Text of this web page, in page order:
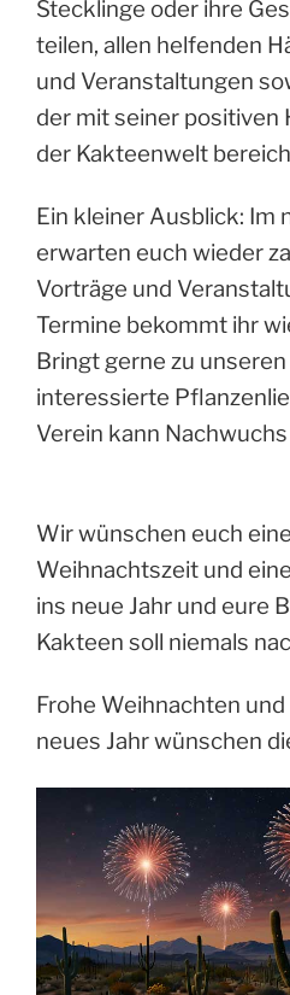
Stecklinge oder ihre
teilen, allen helfenden
und Veranstaltungen
der mit seiner positiven
der Kakteenwelt
Ein kleiner Ausblick: Im
erwarten euch wieder
Vorträge und
Termine bekommt ihr
Bringt gerne zu
interessierte
Verein kann
Wir wünschen euch
Weihnachtszeit und
ins neue Jahr und eure
Kakteen soll niemals
Frohe Weihnachten
neues Jahr wünschen